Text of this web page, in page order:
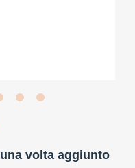
volta aggiunto